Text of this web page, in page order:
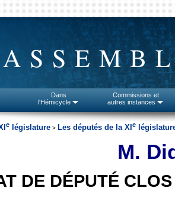
Dans
l'Hémicycle
Commissions et
autres instances
e législature > Les députés de la XI e
M.
DE DÉPUTÉ CLOS